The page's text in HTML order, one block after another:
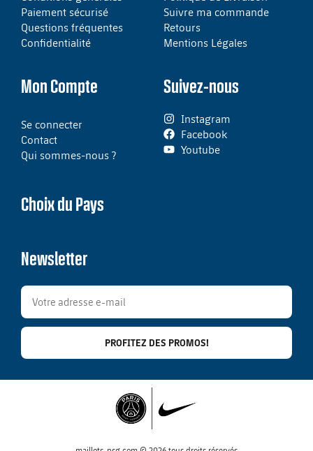
Paiement sécurisé
Questions fréquentes
Confidentialité
Suivre ma commande
Retours
Mentions Légales
Mon Compte
Se connecter
Contact
Qui sommes-nous ?
Suivez-nous
Instagram
Facebook
Youtube
Choix du Pays
Newsletter
PROFITEZ DES PROMOS!